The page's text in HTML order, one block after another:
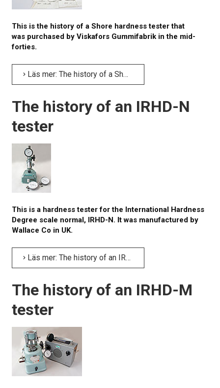
This is the history of a Shore hardness tester that
was purchased by Viskafors Gummifabrik in the mid-
forties.
Läs mer: The history of a Shore hardness tester
The history of an IRHD-N
tester
This is a hardness tester for the International Hardness
Degree scale normal, IRHD-N. It was manufactured by
Wallace Co in UK.
Läs mer: The history of an IRHD-N tester
The history of an IRHD-M
tester